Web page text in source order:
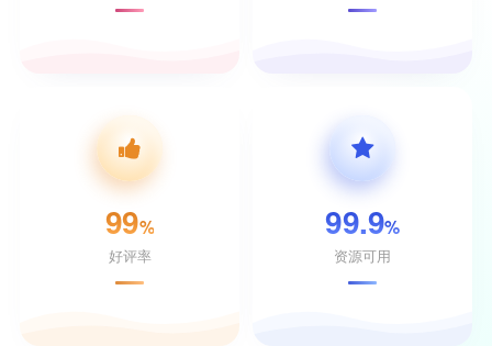
99%
好评率
99.9%
资源可用